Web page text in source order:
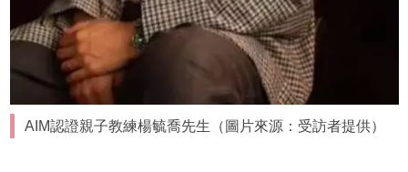
AIM認證親子教練楊毓喬先生（圖片來源：受訪者提供）